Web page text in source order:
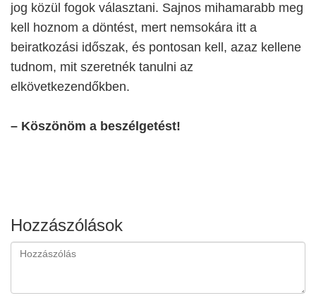
jog közül fogok választani. Sajnos mihamarabb meg
kell hoznom a döntést, mert nemsokára itt a
beiratkozási időszak, és pontosan kell, azaz kellene
tudnom, mit szeretnék tanulni az
elkövetkezendőkben.
– Köszönöm a beszélgetést!
Hozzászólások